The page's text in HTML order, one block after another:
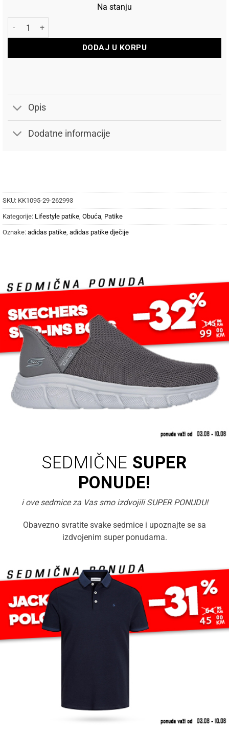
Na stanju
Adidas Patike Hoops Classic količina
DODAJ U KORPU
Opis
Dodatne informacije
SKU: KK1095-29-262993
Kategorije: Lifestyle patike Obuća Patike
Oznake: adidas patike adidas patike dječije
SEDMIČNE SUPER
PONUDE!
i ove sedmice za Vas smo izdvojili SUPER PONUDU!
Obavezno svratite svake sedmice i upoznajte se sa
izdvojenim super ponudama.